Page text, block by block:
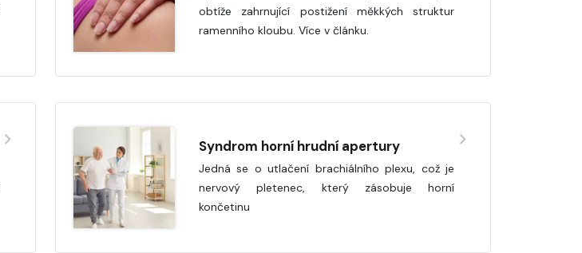
obtíže zahrnující postižení měkkých struktur
ramenního kloubu. Více v článku.
Syndrom horní hrudní apertury
Jedná se o utlačení brachiálního plexu, což je
nervový pletenec, který zásobuje horní
končetinu